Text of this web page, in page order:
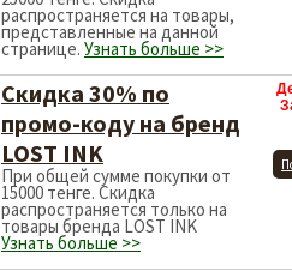
распространяется на товары,
представленные на данной
странице. Узнать больше >>
Скидка 30% по
промо-коду на бренд
LOST INK
При общей сумме покупки от
15000 тенге. Скидка
распространяется только на
товары бренда LOST INK
Узнать больше >>